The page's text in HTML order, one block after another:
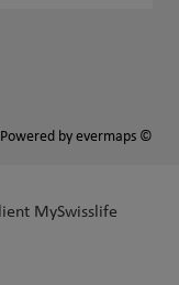
Powered by evermaps ©
MySwisslife